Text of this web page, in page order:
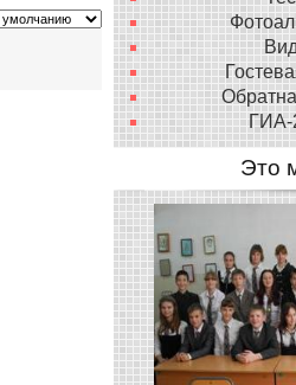
ГИА-
Это